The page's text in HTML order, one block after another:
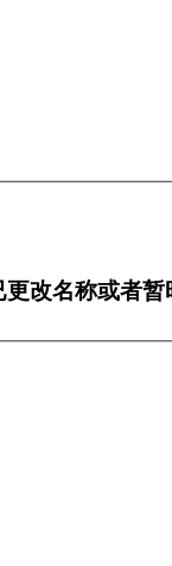
改名称或者暂